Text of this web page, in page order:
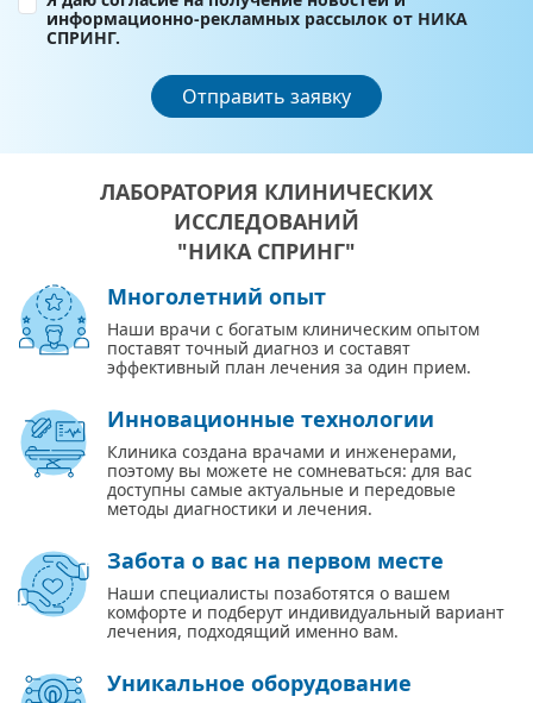
информационно-рекламных рассылок от НИКА
СПРИНГ.
Отправить заявку
ЛАБОРАТОРИЯ КЛИНИЧЕСКИХ
ИССЛЕДОВАНИЙ
"НИКА СПРИНГ"
Многолетний опыт
Наши врачи с богатым клиническим опытом
поставят точный диагноз и составят
эффективный план лечения за один прием.
Инновационные технологии
Клиника создана врачами и инженерами,
поэтому вы можете не сомневаться: для вас
доступны самые актуальные и передовые
методы диагностики и лечения.
Забота о вас на первом месте
Наши специалисты позаботятся о вашем
комфорте и подберут индивидуальный вариант
лечения, подходящий именно вам.
Уникальное оборудование